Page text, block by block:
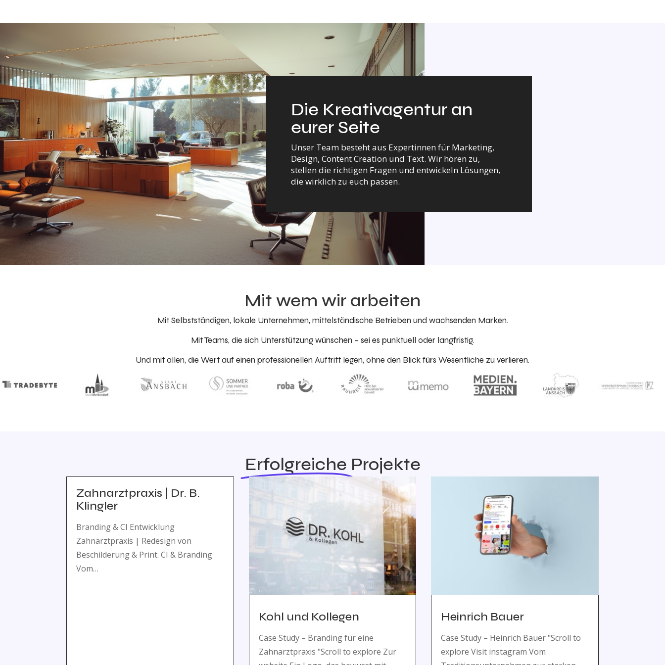
Die Kreativagentur an
eurer Seite
Unser Team besteht aus Expertinnen für Marketing,
Design, Content Creation und Text. Wir hören zu,
stellen die richtigen Fragen und entwickeln Lösungen,
die wirklich zu euch passen.
Mit wem wir arbeiten
Mit Selbstständigen, lokale Unternehmen, mittelständische Betrieben und wachsenden Marken.
Mit Teams, die sich Unterstützung wünschen – sei es punktuell oder langfristig.
Und mit allen, die Wert auf einen professionellen Auftritt legen, ohne den Blick fürs Wesentliche zu verlieren.
Erfolgreiche Projekte
Zahnarztpraxis | Dr. B.
Klingler
Branding & CI Entwicklung
Zahnarztpraxis | Redesign von
Beschilderung & Print. CI & Branding
Vom…
Kohl und Kollegen
Case Study – Branding für eine
Zahnarztpraxis "Scroll to explore Zur
Heinrich Bauer
Case Study – Heinrich Bauer "Scroll to
explore Visit instagram Vom